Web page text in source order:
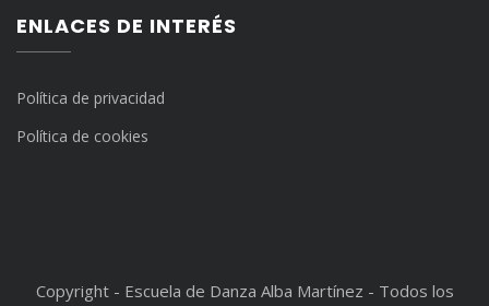
ENLACES DE INTERÉS
Política de privacidad
Política de cookies
Copyright - Escuela de Danza Alba Martínez - Todos los